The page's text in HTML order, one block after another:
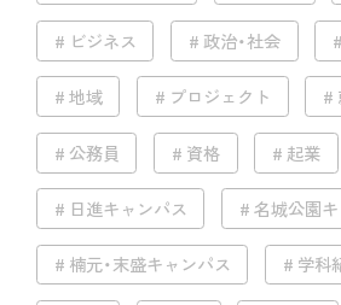
ビジネス 政治・社会
地域 プロジェクト
公務員 資格 起業
日進キャンパス 名城公園
楠元・末盛キャンパス 学科